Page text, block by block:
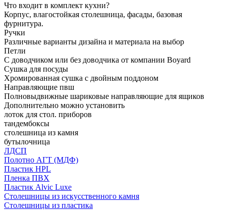
Что входит в комплект кухни?
Корпус, влагостойкая столешница, фасады, базовая
фурнитура.
Ручки
Различные варианты дизайна и материала на выбор
Петли
С доводчиком или без доводчика от компании Boyard
Сушка для посуды
Хромированная сушка с двойным поддоном
Направляющие пвш
Полновыдвижные шариковые направляющие для ящиков
Дополнительно можно установить
лоток для стол. приборов
тандембоксы
столешница из камня
бутылочница
ЛДСП
Полотно АГТ (МДФ)
Пластик HPL
Пленка ПВХ
Пластик Alvic Luxe
Столешницы из искусственного камня
Столешницы из пластика